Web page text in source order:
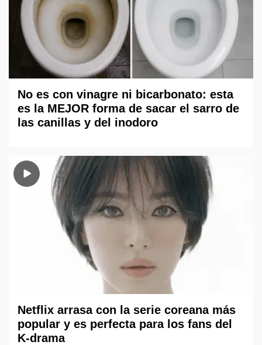
No es con vinagre ni bicarbonato: esta
es la MEJOR forma de sacar el sarro de
las canillas y del inodoro
Netflix arrasa con la serie coreana más
popular y es perfecta para los fans del
K-drama